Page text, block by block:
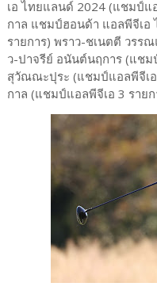
เอ ไทยแลนด์ 2024 (แชมป์แ
กาล แชมป์ฮอนด้า แอลพีจีเ
รายการ) พราว-ชเนตตี วรร
ว-ปาจรีย์ อนันต์นฤการ (แชม
สุวัณณะปุระ (แชมป์แอลพีจีเ
กาล (แชมป์แอลพีจีเอ 3 รายก